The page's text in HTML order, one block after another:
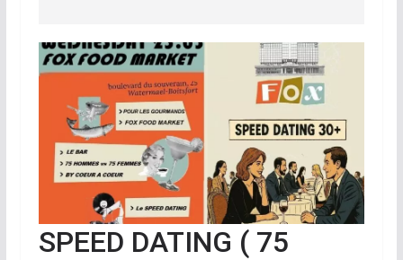
SPEED DATING ( 75